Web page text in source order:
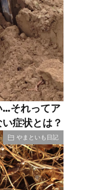
…それってア
症状とは？
やまといも日記